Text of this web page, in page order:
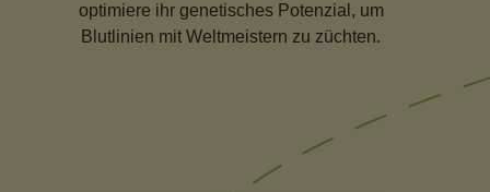
optimiere ihr genetisches Potenzial, um
Blutlinien mit Weltmeistern zu züchten.